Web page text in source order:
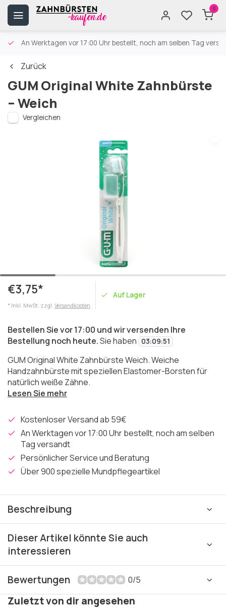
0
An Werktagen vor 17:00 Uhr bestellt, noch am selben Tag
Zurück
GUM Original White Zahnbürste
– Weich
Vergleichen
€3,75*
* Inkl. MwSt. zzgl. Versandkosten
Auf Lager
Bestellen Sie vor 17:00 und wir versenden Ihre
Bestellung noch heute.Sie haben 03:09:51
GUM Original White Zahnbürste Weich. Weiche
Handzahnbürste mit speziellen Elastomer-Borsten für
natürlich weiße Zähne.
Lesen Sie mehr
Kostenloser Versand ab 59€
An Werktagen vor 17:00 Uhr bestellt, noch am selben
Tag versandt
Persönlicher Service und Beratung
Über 900 spezielle Mundpflegeartikel
Beschreibung
Dieser Artikel könnte Sie auch
interessieren
Bewertungen 0/5
Zuletzt von dir angesehen